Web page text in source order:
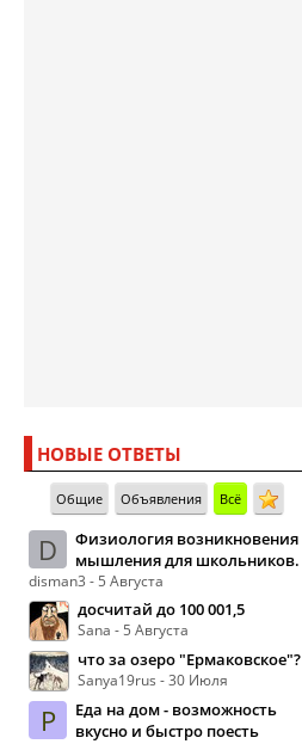
НОВЫЕ ОТВЕТЫ
Общие Объявления Всё
D
Физиология возникновения
мышления для школьников.
disman3 - 5 Августа
досчитай до 100 001,5
Sana - 5 Августа
что за озеро "Ермаковское"?
Sanya19rus - 30 Июля
Р
Еда на дом - возможность
вкусно и быстро поесть